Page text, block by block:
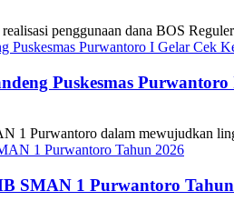
penggunaan dana BOS
Puskesmas
1 Purwantoro dalam mewujudkan
SMAN 1 Purwantoro